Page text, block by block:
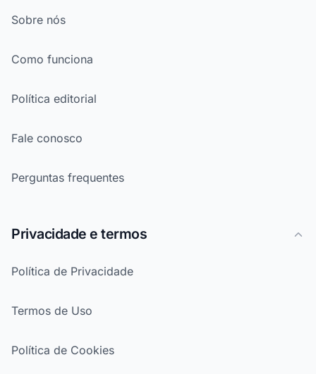
Sobre nós
Como funciona
Política editorial
Fale conosco
Perguntas frequentes
Privacidade e termos
Política de Privacidade
Termos de Uso
Política de Cookies